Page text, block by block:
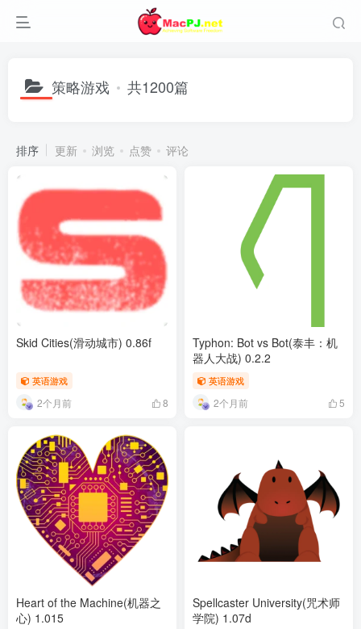
策略游戏 共1200篇
排序 更新 浏览 点赞 评论
Skid Cities(滑动城市) 0.86f
英语游戏
2个月前 8
Typhon: Bot vs Bot(泰丰：机
器人大战) 0.2.2
英语游戏
2个月前 5
Heart of the Machine(机器之
心) 1.015
Spellcaster University(咒术师
学院) 1.07d